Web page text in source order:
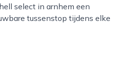
select in arnhem een
tussenstop tijdens elke